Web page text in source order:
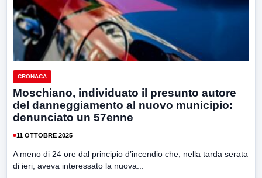
CRONACA
Moschiano, individuato il presunto autore
del danneggiamento al nuovo municipio:
denunciato un 57enne
11 OTTOBRE 2025
A meno di 24 ore dal principio d’incendio che, nella tarda serata
di ieri, aveva interessato la nuova...